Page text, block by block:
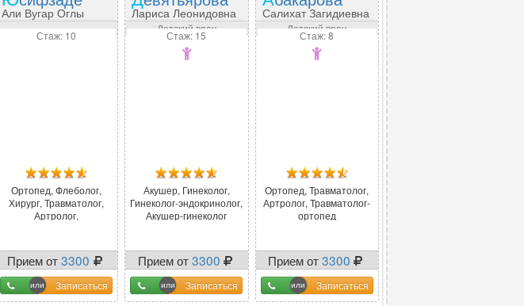
Али Вугар Оглы
Стаж: 10
Ортопед, Флеболог,
Хирург, Травматолог,
Артролог,
Прием от3300
Записаться
Лариса Леонидовна
Детский врач
Стаж: 15
Акушер, Гинеколог,
Гинеколог-эндокринолог,
Акушер-гинеколог
Прием от3300
Записаться
Салихат Загидиевна
Детский врач
Стаж: 8
Ортопед, Травматолог,
Артролог, Травматолог-
ортопед
Прием от3300
Записаться